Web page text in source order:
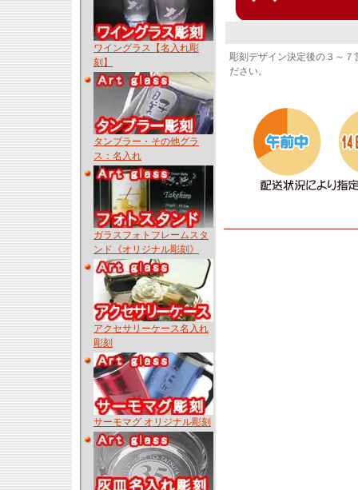
ワイングラス【名入れ彫
刻】
タンブラー・その他グラ
ス：名入れ
ガラスフォトフレームスタ
ンド《オリジナル彫刻》
アクセサリーケース名入れ
彫刻
サーモマグ オリジナル彫刻
彫刻デザイン決定後の３～
ださい。